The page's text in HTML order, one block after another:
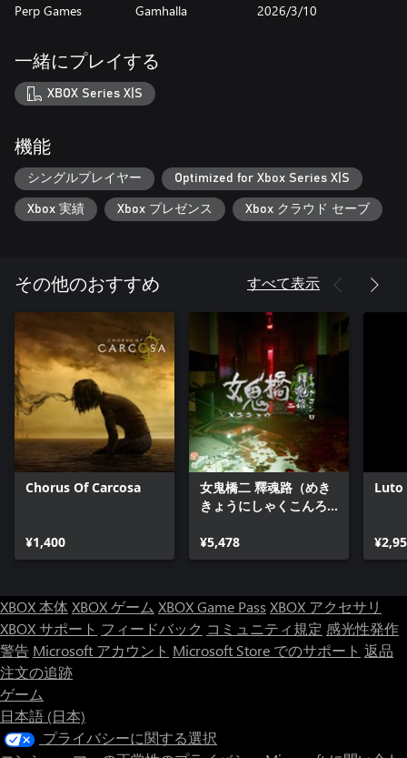
死は解放ではない――それはただ封じられたもう一つの記憶に
主な特徴：
三つの堕落の章：夢、記憶、罪悪感をめぐる旅を体験し、各章
であなたの家族の悲劇と、それらを結びつける悪夢の新たな層
フォーカス視界：薄れゆくヴェラの記憶にアクセスし、悪夢そ
のものを形作り、影響を与えます。フォーカスは夢と現実をつ
なぎ、失われた瞬間を呼び戻し、周囲の世界を一時的に操作す
ることを可能にします。
魅力的なパズル：夢と現実の境界が崩れ始める中、論理・記
感覚を研ぎ澄ませ：笑い声、くしゃみ、足音からテディたちを
する扉、点滅や破損する照明にも注意を払ってください。どん
な些細な音も、あなたを救う警告になるかもしれません。
利用できる道具：懐中電灯、ライター、電球、カメラなどの道
具を使い、それらを維持するための希少な補給品を探しましょ
う。少ないながらも、生存には不可欠です。
Unsealed: The Mare は生き延びるだけでなく、忍耐、適応、そ
してどこか見覚えのある悪夢と向き合うことを求められます。
失敗から学び、慎重さと絶望を両立させ、あなたを追い詰める
存在に立ち向かいましょう。
恐怖の奥には、さらに深いもの――過去の断片、埋もれた罪悪
す。マーレは単なる悪しき存在ではないのかもしれません。か
つてあなたが知っていた誰か――あるいはまったく別の何か。
い。まるで記憶と悪夢がひとつに溶け合ってしまったかのよう
に。
警告：本作には強いフラッシュライト効果や激しい驚かし表現
が含まれており、一部のプレイヤーには不適
Perp Games Gamhalla 2026/3/10
一緒にプレイする
XBOX Series X|S
機能
シングルプレイヤー Optimized for Xbox Series X|S
Xbox 実績 Xbox プレゼンス Xbox クラウド セーブ
その他のおすすめ すべて表示
Chorus Of Carcosa
¥1,400
女鬼橋二 釋魂路（めき
きょうにしゃくこんろ
¥5,478
Luto
XBOX 本体XBOX ゲーム XBOX Game Pass XBOX アクセサリ
XBOX サポート フィードバック コミュニティ規定 感光性発作
警告 Microsoft アカウント Microsoft Store でのサポート 返品
注文の追跡
ゲーム
日本語 (日本)
プライバシーに関する選択